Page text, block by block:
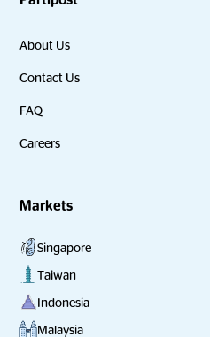
About Us
Contact Us
FAQ
Careers
Markets
Singapore
Taiwan
Indonesia
Malaysia